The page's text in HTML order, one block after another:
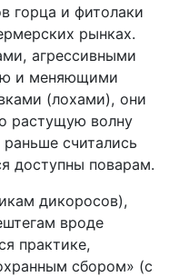
горца и фитолаки
рынках.
агрессивными
и меняющими
(лохами), они
растущую волну
считались
доступны поварам.
дикоросов),
вроде
практике,
сбором» (с